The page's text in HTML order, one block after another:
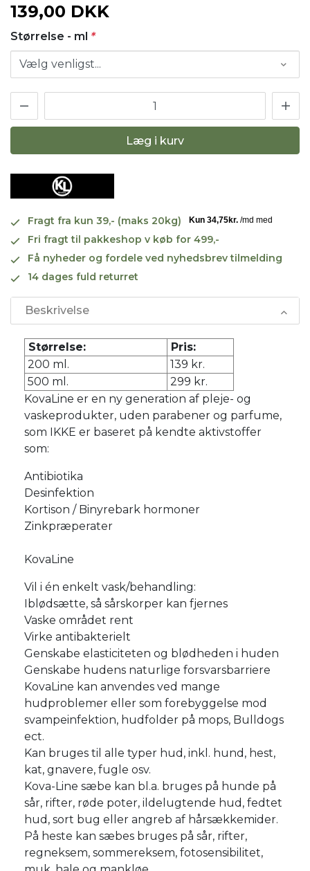
139,00 DKK
Størrelse - ml *
Læg i kurv
Fragt fra kun 39,- (maks 20kg)
Fri fragt til pakkeshop v køb for 499,-
Få nyheder og fordele ved nyhedsbrev tilmelding
14 dages fuld returret
Beskrivelse
Størrelse:
Pris:
200 ml.
139 kr.
500 ml.
299 kr.
KovaLine er en ny generation af pleje- og
vaskeprodukter, uden parabener og parfume,
som IKKE er baseret på kendte aktivstoffer
som:
Antibiotika
Desinfektion
Kortison / Binyrebark hormoner
Zinkpræperater
KovaLine
Vil i én enkelt vask/behandling:
Iblødsætte, så sårskorper kan fjernes
Vaske området rent
Virke antibakterielt
Genskabe elasticiteten og blødheden i huden
Genskabe hudens naturlige forsvarsbarriere
KovaLine kan anvendes ved mange
hudproblemer eller som forebyggelse mod
svampeinfektion, hudfolder på mops, Bulldogs
ect.
Kan bruges til alle typer hud, inkl. hund, hest,
kat, gnavere, fugle osv.
Kova-Line sæbe kan bl.a. bruges på hunde på
sår, rifter, røde poter, ildelugtende hud, fedtet
hud, sort bug eller angreb af hårsækkemider.
På heste kan sæbes bruges på sår, rifter,
regneksem, sommereksem, fotosensibilitet,